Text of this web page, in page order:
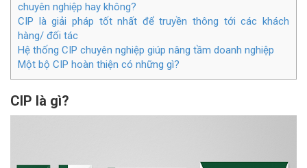
chuyên nghiệp hay không?
CIP là giải pháp tốt nhất để truyền thông tới các khách
hàng/ đối tác
Hệ thống CIP chuyên nghiệp giúp nâng tầm doanh nghiệp
Một bộ CIP hoàn thiện có những gì?
CIP là gì?